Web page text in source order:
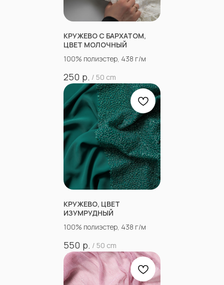
КРУЖЕВО С БАРХАТОМ,
ЦВЕТ МОЛОЧНЫЙ
100% полиэстер, 438 г/м
250 р. / 50 cm
КРУЖЕВО, ЦВЕТ
ИЗУМРУДНЫЙ
100% полиэстер, 438 г/м
550 р. / 50 cm